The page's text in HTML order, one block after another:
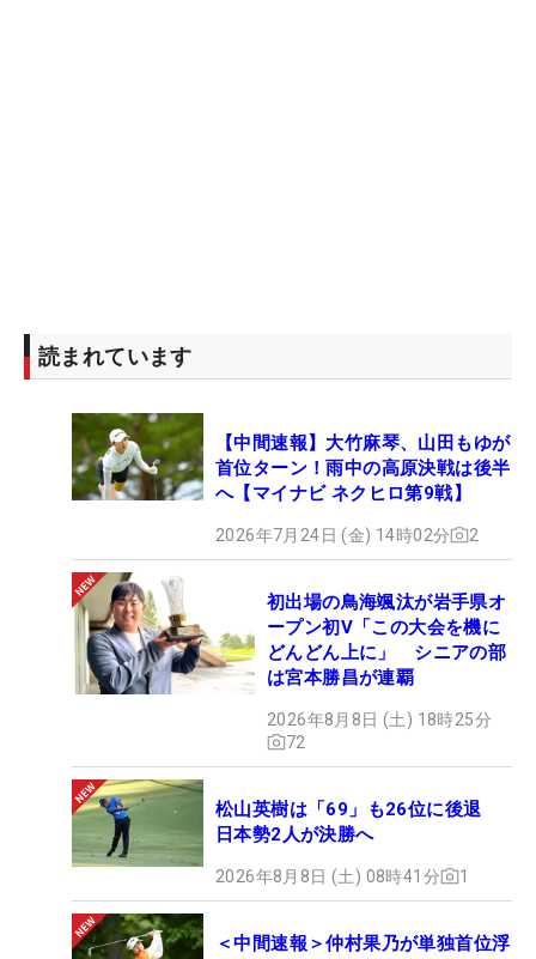
読まれています
【中間速報】大竹麻琴、山田もゆが
首位ターン！雨中の高原決戦は後半
へ【マイナビ ネクヒロ第9戦】
2026年7月24日 (金) 14時02分 2
初出場の鳥海颯汰が岩手県オ
ープン初V「この大会を機に
どんどん上に」 シニアの部
は宮本勝昌が連覇
2026年8月8日 (土) 18時25分
72
松山英樹は「69」も26位に後退
日本勢2人が決勝へ
2026年8月8日 (土) 08時41分 1
＜中間速報＞仲村果乃が単独首位浮